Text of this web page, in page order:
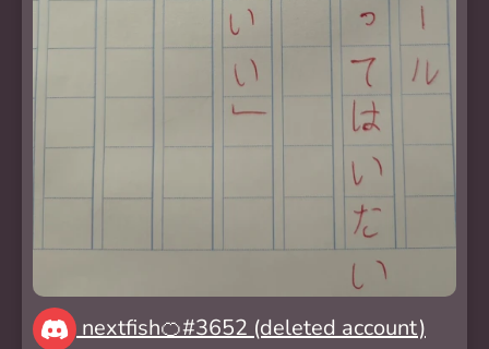
nextfish🍊#3652 (deleted account)